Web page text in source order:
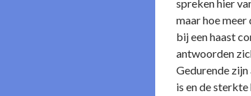
spreken hier
maar hoe
bij een haast
antwoorden
Gedurende zijn
is en de